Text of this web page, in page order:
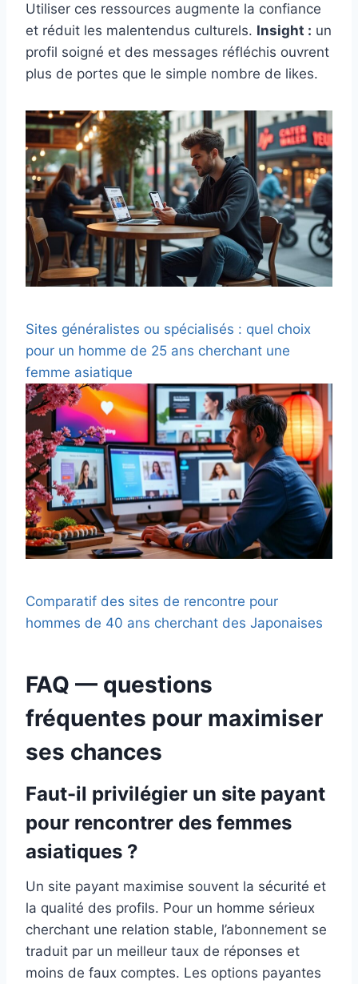
Utiliser ces ressources augmente la confiance
et réduit les malentendus culturels. Insight : un
profil soigné et des messages réfléchis ouvrent
plus de portes que le simple nombre de likes.
Sites généralistes ou spécialisés : quel choix
pour un homme de 25 ans cherchant une
femme asiatique
Comparatif des sites de rencontre pour
hommes de 40 ans cherchant des Japonaises
FAQ — questions
fréquentes pour maximiser
ses chances
Faut-il privilégier un site payant
pour rencontrer des femmes
asiatiques ?
Un site payant maximise souvent la sécurité et
la qualité des profils. Pour un homme sérieux
cherchant une relation stable, l’abonnement se
traduit par un meilleur taux de réponses et
moins de faux comptes. Les options payantes